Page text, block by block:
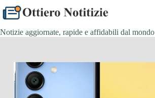
al
contenuto
Notizie aggiornate, rapide e affidabili dal mondo